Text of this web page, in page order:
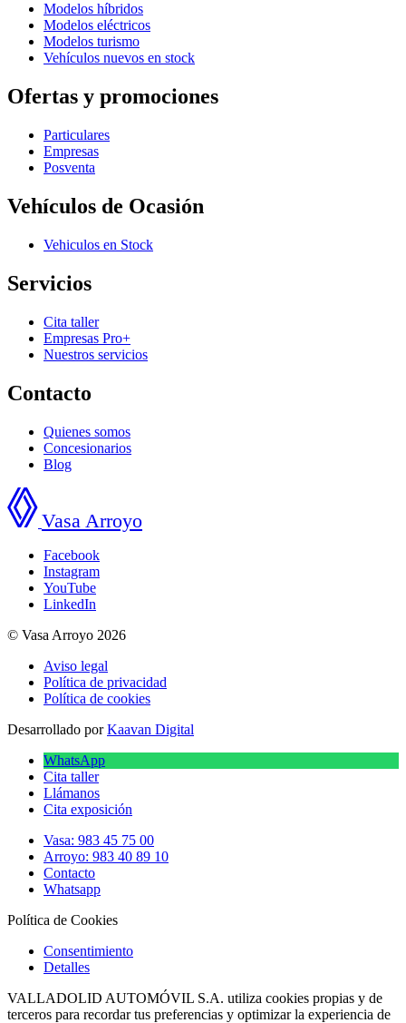
Modelos híbridos
Modelos eléctricos
Modelos turismo
Vehículos nuevos en stock
Ofertas y promociones
Particulares
Empresas
Posventa
Vehículos de Ocasión
Vehiculos en Stock
Servicios
Cita taller
Empresas Pro+
Nuestros servicios
Contacto
Quienes somos
Concesionarios
Blog
Vasa Arroyo
Facebook
Instagram
YouTube
LinkedIn
© Vasa Arroyo 2026
Aviso legal
Política de privacidad
Política de cookies
Desarrollado porKaavan Digital
WhatsApp
Cita taller
Llámanos
Cita exposición
Vasa: 983 45 75 00
Arroyo: 983 40 89 10
Contacto
Whatsapp
Política de Cookies
Consentimiento
Detalles
VALLADOLID AUTOMÓVIL S.A. utiliza cookies propias y de
terceros para recordar tus preferencias y optimizar la experiencia de